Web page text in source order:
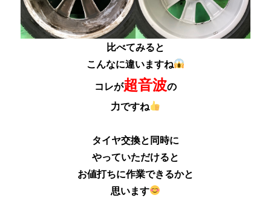
比べてみると
こんなに違いますね
コレが超音波の
力ですね
タイヤ交換と同時に
やっていただけると
お値打ちに作業できるかと
思います